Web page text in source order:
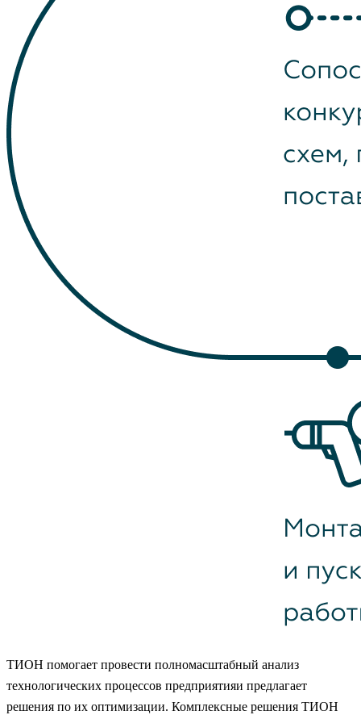
ТИОН помогает провести полномасштабный анализ
технологических процессов предприятияи предлагает
решения по их оптимизации. Комплексные решения ТИОН